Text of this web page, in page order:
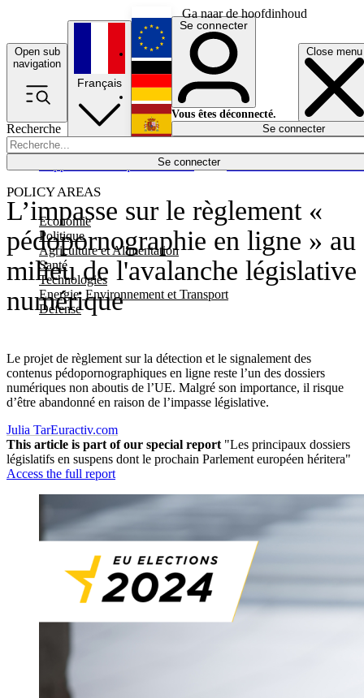
Ga naar de hoofdinhoud
Open sub
navigation
Close menu
Recherche
Se connecter
POLICY AREAS
Economie
Politique
Agriculture et Alimentation
Santé
Technologies
Energie, Environnement et Transport
Défense
Économie
Français
English
Deutsch
Español
Se connecter
Vous êtes déconnecté.
Se connecter
L’impasse sur le règlement «
pédopornographie en ligne » au
milieu de l'avalanche législative
numérique
Le projet de règlement sur la détection et le signalement des
contenus pédopornographiques en ligne reste l’un des dossiers
numériques non aboutis de l’UE. Malgré son importance, il risque
d’être abandonné en raison de l’impasse législative.
Julia TarEuractiv.com
This article is part of our special report "Les principaux dossiers
législatifs en suspens dont le prochain Parlement européen héritera"
Access the full report